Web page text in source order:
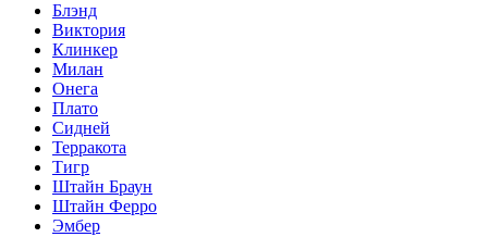
Блэнд
Виктория
Клинкер
Милан
Онега
Плато
Сидней
Терракота
Тигр
Штайн Браун
Штайн Ферро
Эмбер